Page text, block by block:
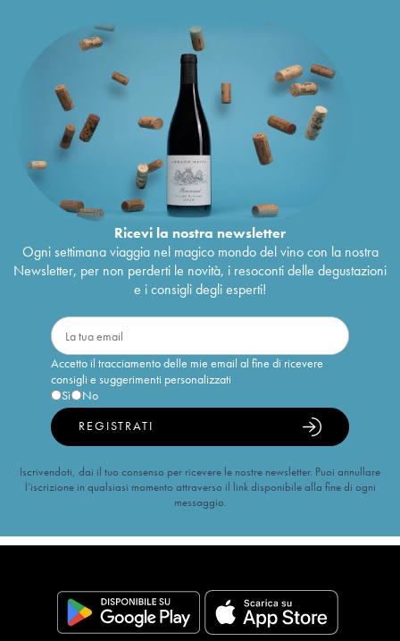
Ricevi la nostra newsletter
Ogni settimana viaggia nel magico mondo del vino con la nostra
Newsletter, per non perderti le novità, i resoconti delle degustazioni
e i consigli degli esperti!
Accetto il tracciamento delle mie email al fine di ricevere
consigli e suggerimenti personalizzati
Sì
No
REGISTRATI
Iscrivendoti, dai il tuo consenso per ricevere le nostre newsletter. Puoi annullare
l’iscrizione in qualsiasi momento attraverso il link disponibile alla fine di ogni
messaggio.